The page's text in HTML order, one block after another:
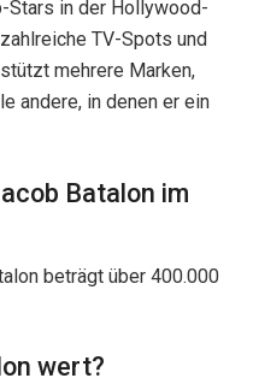
Stars in der Hollywood-
TV-Spots und
mehrere Marken,
andere, in denen er ein
Batalon im
beträgt über 400.000
wert?